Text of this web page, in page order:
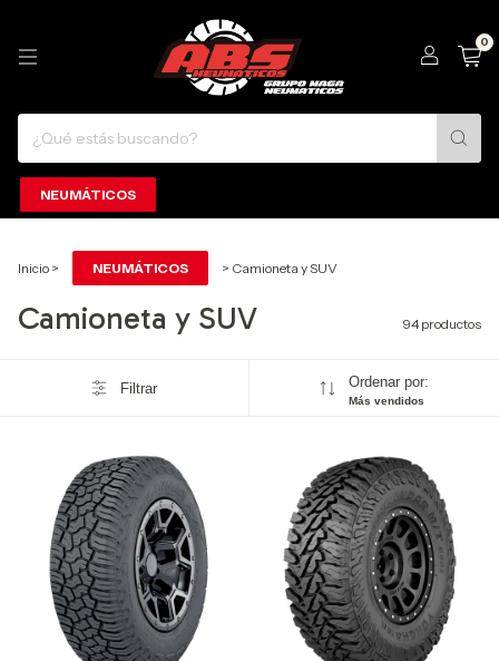
0
NEUMÁTICOS
Inicio > NEUMÁTICOS > Camioneta y SUV
Camioneta y SUV 94 productos
Filtrar Ordenar por:
Más vendidos